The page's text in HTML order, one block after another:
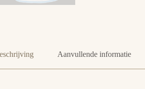
Aanvullende informatie